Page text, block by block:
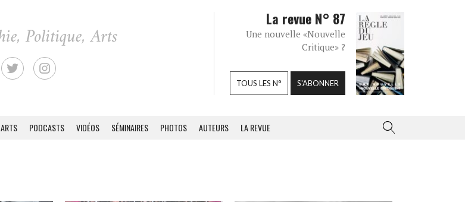
La revue N° 87
Une nouvelle «Nouvelle
Critique» ?
TOUS LES N° S'ABONNER
ARTS PODCASTS VIDÉOS SÉMINAIRES PHOTOS AUTEURS LA REVUE